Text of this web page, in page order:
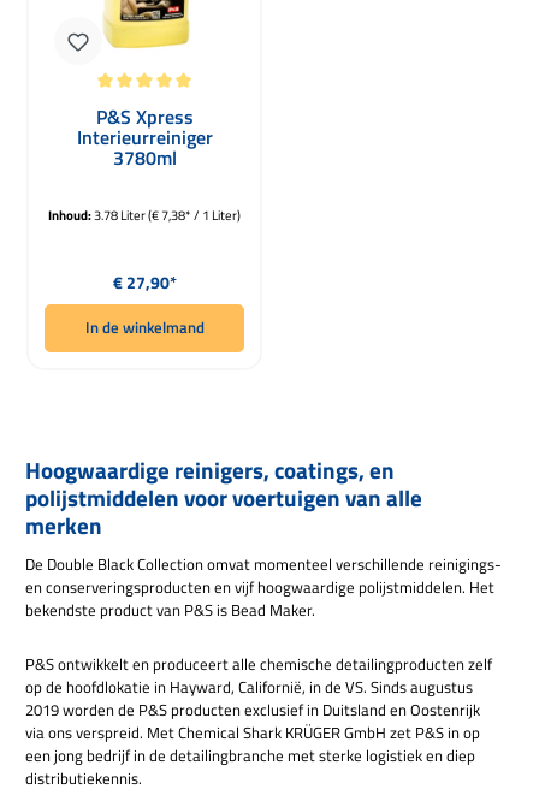
P&S Xpress
Interieurreiniger
3780ml
Inhoud:3.78 Liter(€ 7,38* / 1 Liter)
Normale prijs:
€ 27,90*
In de winkelmand
Hoogwaardige reinigers, coatings, en
polijstmiddelen voor voertuigen van alle
merken
De Double Black Collection omvat momenteel verschillende reinigings-
en conserveringsproducten en vijf hoogwaardige polijstmiddelen. Het
bekendste product van P&S is Bead Maker.
P&S ontwikkelt en produceert alle chemische detailingproducten zelf
op de hoofdlokatie in Hayward, Californië, in de VS. Sinds augustus
2019 worden de P&S producten exclusief in Duitsland en Oostenrijk
via ons verspreid. Met Chemical Shark KRÜGER GmbH zet P&S in op
een jong bedrijf in de detailingbranche met sterke logistiek en diep
distributiekennis.